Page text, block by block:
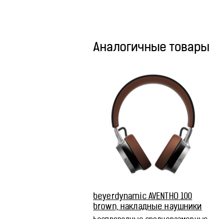
Аналогичные товары
beyerdynamic AVENTHO 100
brown, накладные наушники